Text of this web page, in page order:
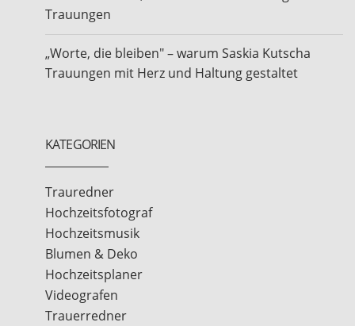
Trauungen
„Worte, die bleiben" – warum Saskia Kutscha
Trauungen mit Herz und Haltung gestaltet
KATEGORIEN
Trauredner
Hochzeitsfotograf
Hochzeitsmusik
Blumen & Deko
Hochzeitsplaner
Videografen
Trauerredner